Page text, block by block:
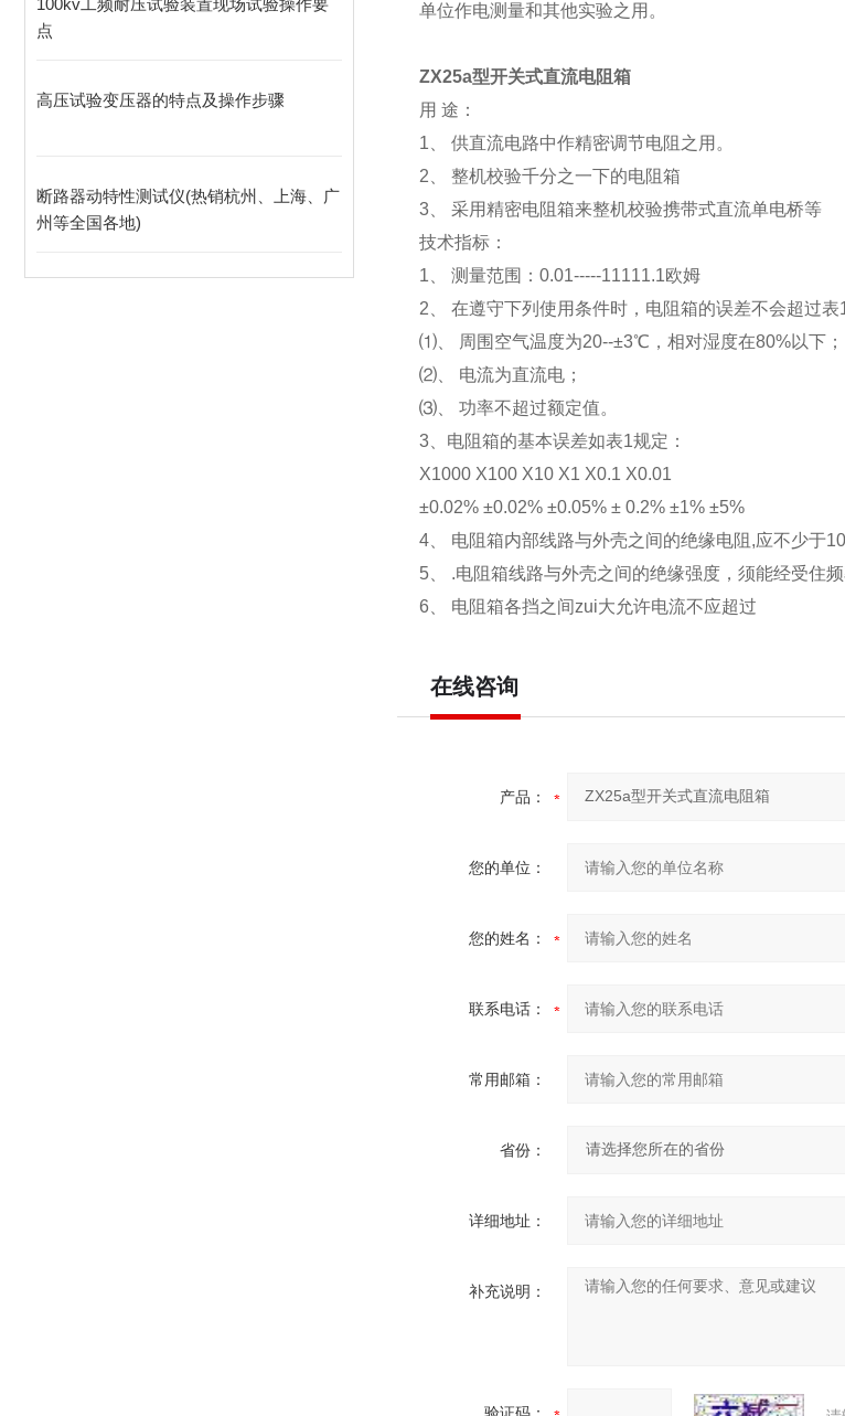
100kv工频耐压试验装置现场试验操作要
点
高压试验变压器的特点及操作步骤
断路器动特性测试仪(热销杭州、上海、广
州等全国各地)
单位作电测量和其他实验之用。
ZX25a型开关式直流电阻箱
用 途：
1、 供直流电路中作精密调节电阻之用。
2、 整机校验千分之一下的电阻箱
3、 采用精密电阻箱来整机校验携带式直流单电桥等
技术指标：
1、 测量范围：0.01-----11111.1欧姆
2、 在遵守下列使用条件时，电阻箱的误差不会超过表
⑴、 周围空气温度为20--±3℃，相对湿度在80%以下；
⑵、 电流为直流电；
⑶、 功率不超过额定值。
3、电阻箱的基本误差如表1规定：
X1000 X100 X10 X1 X0.1 X0.01
±0.02% ±0.02% ±0.05% ± 0.2% ±1% ±5%
4、 电阻箱内部线路与外壳之间的绝缘电阻,应不少于
5、 .电阻箱线路与外壳之间的绝缘强度，须能经受住
6、 电阻箱各挡之间zui大允许电流不应超过
在线咨询
产品：
您的单位：
您的姓名：
联系电话：
常用邮箱：
省份：
详细地址：
补充说明：